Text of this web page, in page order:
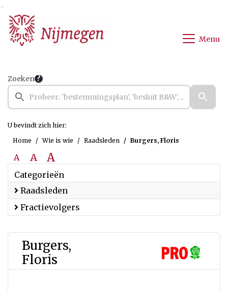
Menu
Zoeken
U bevindt zich hier:
Home
Wie is wie Raadsleden Burgers, Floris
A A A
Categorieën
Raadsleden
Fractievolgers
Burgers,
Floris